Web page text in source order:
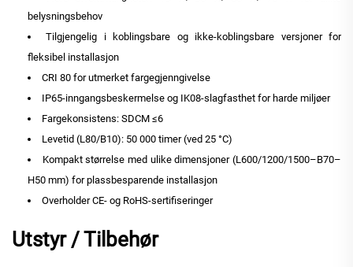
belysningsbehov
Tilgjengelig i koblingsbare og ikke-koblingsbare versjoner for
fleksibel installasjon
CRI 80 for utmerket fargegjenngivelse
IP65-inngangsbeskermelse og IK08-slagfasthet for harde miljøer
Fargekonsistens: SDCM ≤6
Levetid (L80/B10): 50 000 timer (ved 25 °C)
Kompakt størrelse med ulike dimensjoner (L600/1200/1500–B70–
H50 mm) for plassbesparende installasjon
Overholder CE- og RoHS-sertifiseringer
Utstyr / Tilbehør